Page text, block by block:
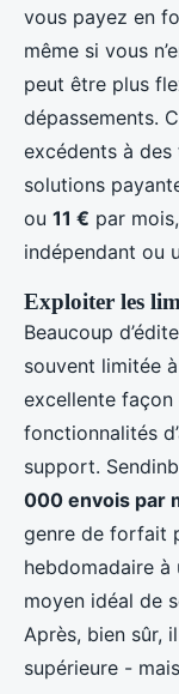
vous payez en
même si vous
peut être plus
dépassements.
excédents à des
solutions
ou 11 € par
indépendant ou
Exploiter les
Beaucoup
souvent limitée
excellente façon
fonctionnalités
support.
000 envois par
genre de forfait
hebdomadaire à
moyen idéal de
Après, bien sûr,
supérieure -